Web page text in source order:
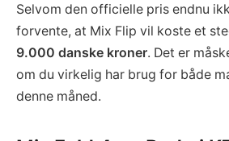
Selvom den officielle pris endnu
forvente, at Mix Flip vil koste et
9.000 danske kroner. Det er
om du virkelig har brug for både
denne måned.